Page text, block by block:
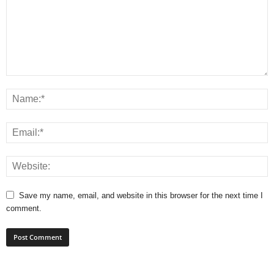
Save my name, email, and website in this browser for the next time I
comment.